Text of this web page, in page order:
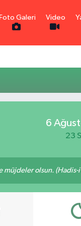
Galeri Video
6
23
müjdeler olsun. (Hadis-